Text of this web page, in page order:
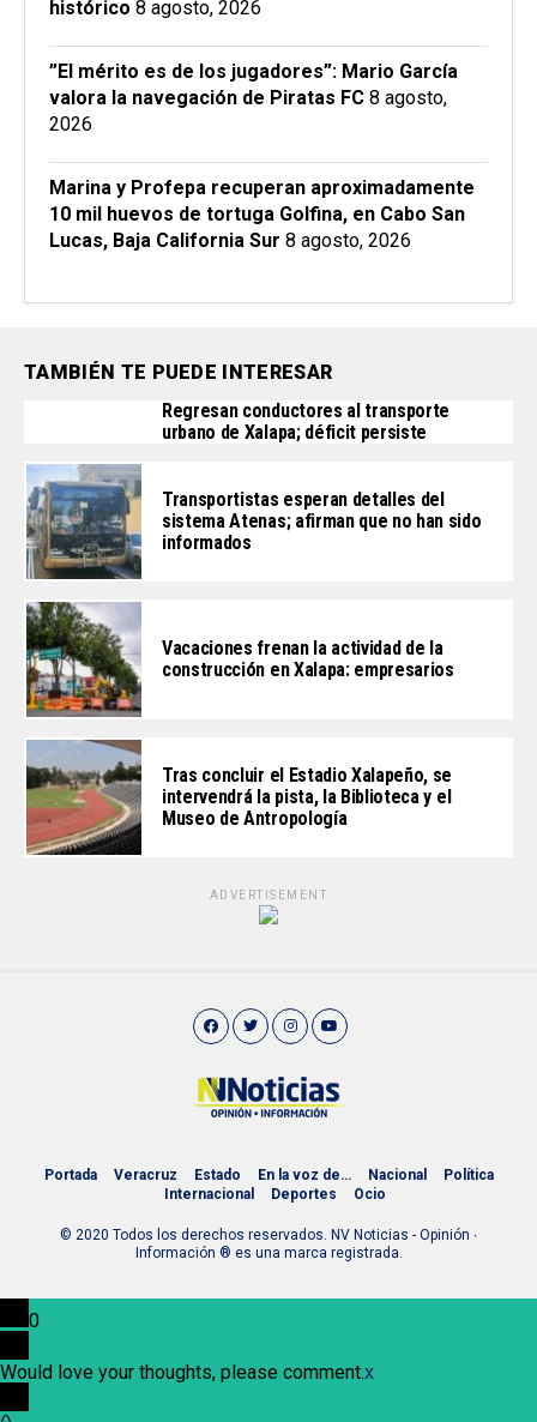
histórico 8 agosto, 2026
”El mérito es de los jugadores”: Mario García
valora la navegación de Piratas FC 8 agosto,
2026
Marina y Profepa recuperan aproximadamente
10 mil huevos de tortuga Golfina, en Cabo San
Lucas, Baja California Sur 8 agosto, 2026
TAMBIÉN TE PUEDE INTERESAR
Regresan conductores al transporte
urbano de Xalapa; déficit persiste
Transportistas esperan detalles del
sistema Atenas; afirman que no han sido
informados
Vacaciones frenan la actividad de la
construcción en Xalapa: empresarios
Tras concluir el Estadio Xalapeño, se
intervendrá la pista, la Biblioteca y el
Museo de Antropología
ADVERTISEMENT
Portada Veracruz Estado En la voz de… Nacional
Política
Internacional
Deportes Ocio
© 2020 Todos los derechos reservados. NV Noticias - Opinión ∙
Información ® es una marca registrada.
0
Would love your thoughts, please comment.x